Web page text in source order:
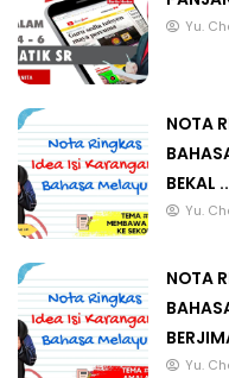
Yu.
NOTA
BEKAL
Yu.
NOTA
Yu.